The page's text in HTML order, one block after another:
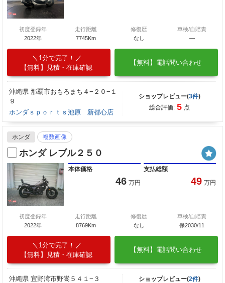
初度登録年
2022年
走行距離
7745Km
修復歴
なし
車検/自賠責
―
1分で完了！
【無料】見積・在庫確認
【無料】電話問い合わせ
沖縄県 那覇市おもろまち４−２０−１
９
ホンダｓｐｏｒｔｓ池原 新都心店
ショップレビュー(3件)
総合評価: 5 点
ホンダ 複数画像
ホンダ レブル２５０
本体価格
46 万円
支払総額
49 万円
初度登録年
2022年
走行距離
8769Km
修復歴
なし
車検/自賠責
保2030/11
1分で完了！
【無料】見積・在庫確認
【無料】電話問い合わせ
沖縄県 宜野湾市野嵩５４１−３
ショップレビュー(2件)